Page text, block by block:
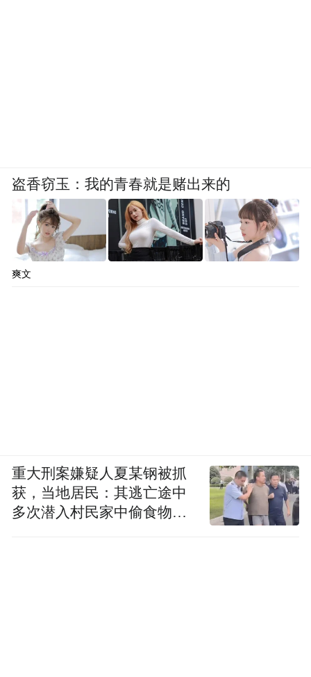
处理意见：8月25日起，38路公交车将途经江
西师范大学附属东临新区实验学校。我司将
持续加强运营管理，竭力为市民提供便捷出
行服务。
盗香窃玉：我的青春就是赌出来的
爽文
重大刑案嫌疑人夏某钢被抓
获，当地居民：其逃亡途中
多次潜入村民家中偷食物被